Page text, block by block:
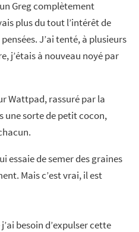
Greg complètement
plus du tout l’intérêt de
J’ai tenté, à plusieurs
j’étais à nouveau noyé par
Wattpad, rassuré par la
une sorte de petit cocon,
essaie de semer des graines
Mais c’est vrai, il est
besoin d’expulser cette